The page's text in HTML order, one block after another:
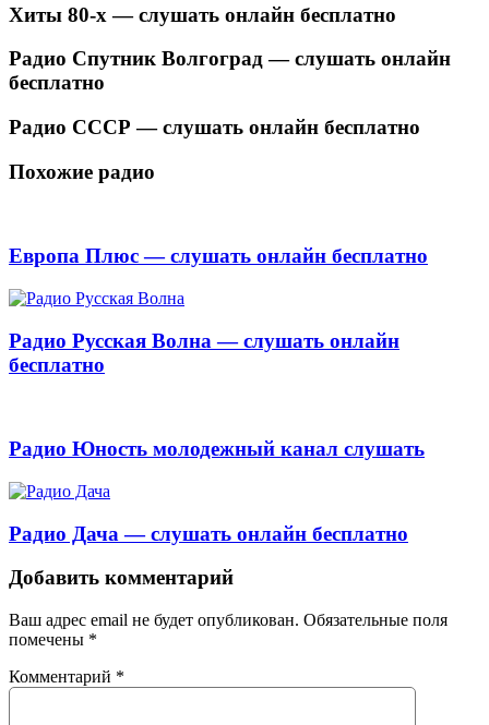
Хиты 80-х — слушать онлайн бесплатно
Радио Спутник Волгоград — слушать онлайн
бесплатно
Радио СССР — слушать онлайн бесплатно
Похожие радио
Европа Плюс — слушать онлайн бесплатно
Радио Русская Волна — слушать онлайн
бесплатно
Радио Юность молодежный канал слушать
Радио Дача — слушать онлайн бесплатно
Добавить комментарий
Ваш адрес email не будет опубликован. Обязательные поля
помечены *
Комментарий *